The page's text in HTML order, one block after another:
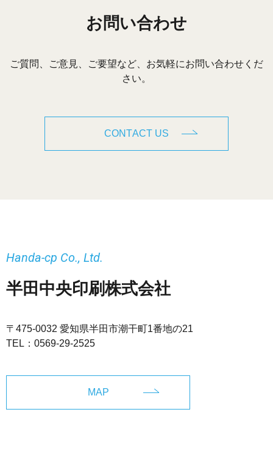
お問い合わせ
ご質問、ご意見、ご要望など、お気軽にお問い合わせくだ
さい。
CONTACT US
半田中央印刷株式会社
Handa-cp Co., Ltd.
〒475-0032 愛知県半田市潮干町1番地の21
TEL： 0569-29-2525
MAP